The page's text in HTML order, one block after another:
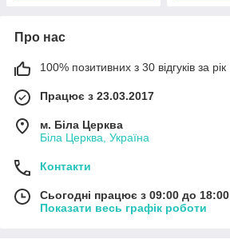
Про нас
100% позитивних з 30 відгуків за рік
Працює з 23.03.2017
м. Біла Церква
Біла Церква, Україна
Контакти
Сьогодні працює з 09:00 до 18:00
Показати весь графік роботи